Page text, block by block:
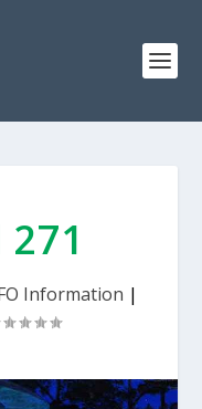
Information |